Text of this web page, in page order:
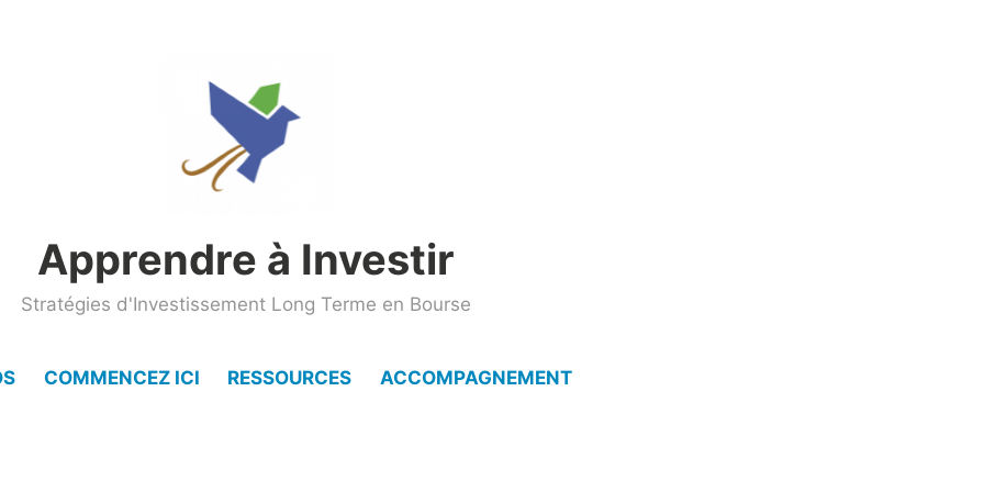
Apprendre à Investir
Stratégies d'Investissement Long Terme en Bourse
COMMENCEZ ICI RESSOURCES ACCOMPAGNEMENT